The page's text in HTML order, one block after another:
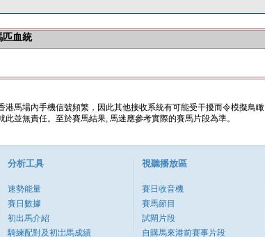
匹血統
馬場內手機信號頻繁，因此其他接收系統有可能受干擾而令模擬鳥瞰
並無責任。至於賽馬結果, 馬迷應參考實際的賽馬片段為準。
分析工具
速勢能量
賽日數據
初出馬介紹
騎練配對及初岀馬成績
視聽播放區
賽日收音機
賽馬節目
試閘片段
自購馬來港前賽事片段